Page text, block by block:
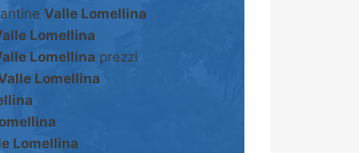
Valle Lomellina
Lomellina
Lomellina prezzi
Lomellina
Lomellina